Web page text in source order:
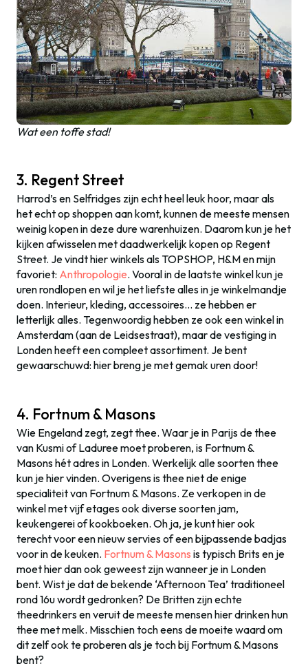
Wat een toffe stad!
3. Regent Street
Harrod’s en Selfridges zijn echt heel leuk hoor, maar als
het echt op shoppen aan komt, kunnen de meeste mensen
weinig kopen in deze dure warenhuizen. Daarom kun je het
kijken afwisselen met daadwerkelijk kopen op Regent
Street. Je vindt hier winkels als TOPSHOP, H&M en mijn
favoriet: Anthropologie. Vooral in de laatste winkel kun je
uren rondlopen en wil je het liefste alles in je winkelmandje
doen. Interieur, kleding, accessoires… ze hebben er
letterlijk alles. Tegenwoordig hebben ze ook een winkel in
Amsterdam (aan de Leidsestraat), maar de vestiging in
Londen heeft een compleet assortiment. Je bent
gewaarschuwd: hier breng je met gemak uren door!
4. Fortnum & Masons
Wie Engeland zegt, zegt thee. Waar je in Parijs de thee
van Kusmi of Laduree moet proberen, is Fortnum &
Masons hét adres in Londen. Werkelijk alle soorten thee
kun je hier vinden. Overigens is thee niet de enige
specialiteit van Fortnum & Masons. Ze verkopen in de
winkel met vijf etages ook diverse soorten jam,
keukengerei of kookboeken. Oh ja, je kunt hier ook
terecht voor een nieuw servies of een bijpassende badjas
voor in de keuken. Fortnum & Masons is typisch Brits en je
moet hier dan ook geweest zijn wanneer je in Londen
bent. Wist je dat de bekende ‘Afternoon Tea’ traditioneel
rond 16u wordt gedronken? De Britten zijn echte
theedrinkers en veruit de meeste mensen hier drinken hun
thee met melk. Misschien toch eens de moeite waard om
dit zelf ook te proberen als je toch bij Fortnum & Masons
bent?